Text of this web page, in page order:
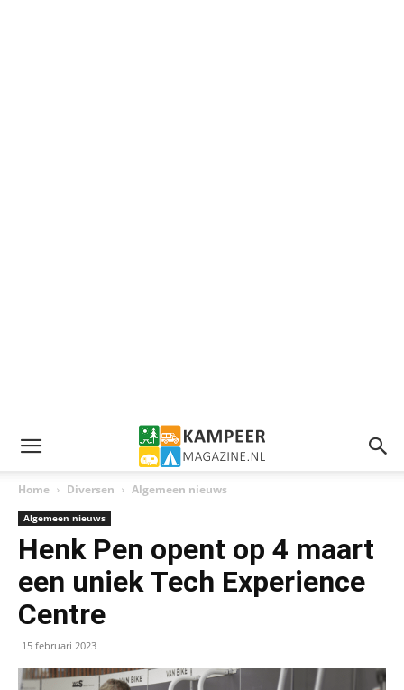
Home Diversen Algemeen nieuws
Algemeen nieuws
Henk Pen opent op 4 maart
een uniek Tech Experience
Centre
15 februari 2023